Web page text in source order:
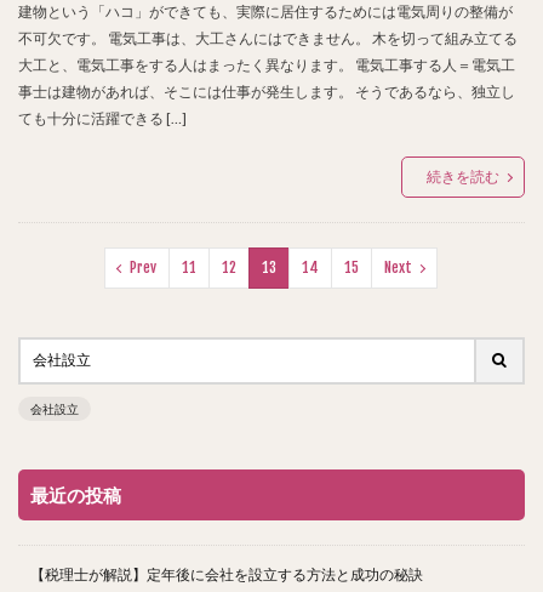
建物という「ハコ」ができても、実際に居住するためには電気周りの整備が
不可欠です。 電気工事は、大工さんにはできません。 木を切って組み立てる
大工と、電気工事をする人はまったく異なります。 電気工事する人＝電気工
事士は建物があれば、そこには仕事が発生します。 そうであるなら、独立し
ても十分に活躍できる […]
続きを読む
Prev 11 12 13 14 15 Next
会社設立
最近の投稿
【税理士が解説】定年後に会社を設立する方法と成功の秘訣